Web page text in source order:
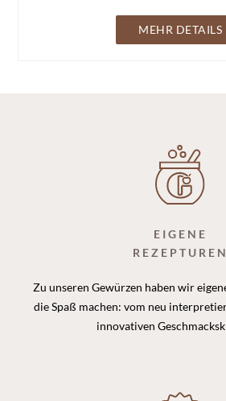
MEHR DETAILS
EIGENE
REZEPTUREN
Zu unseren Gewürzen haben wir
die Spaß machen: vom neu
innovativen